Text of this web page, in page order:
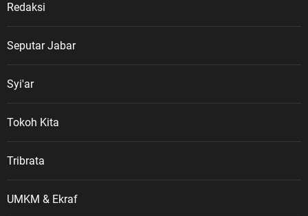
Redaksi
Seputar Jabar
Syi'ar
Tokoh Kita
Tribrata
UMKM & Ekraf